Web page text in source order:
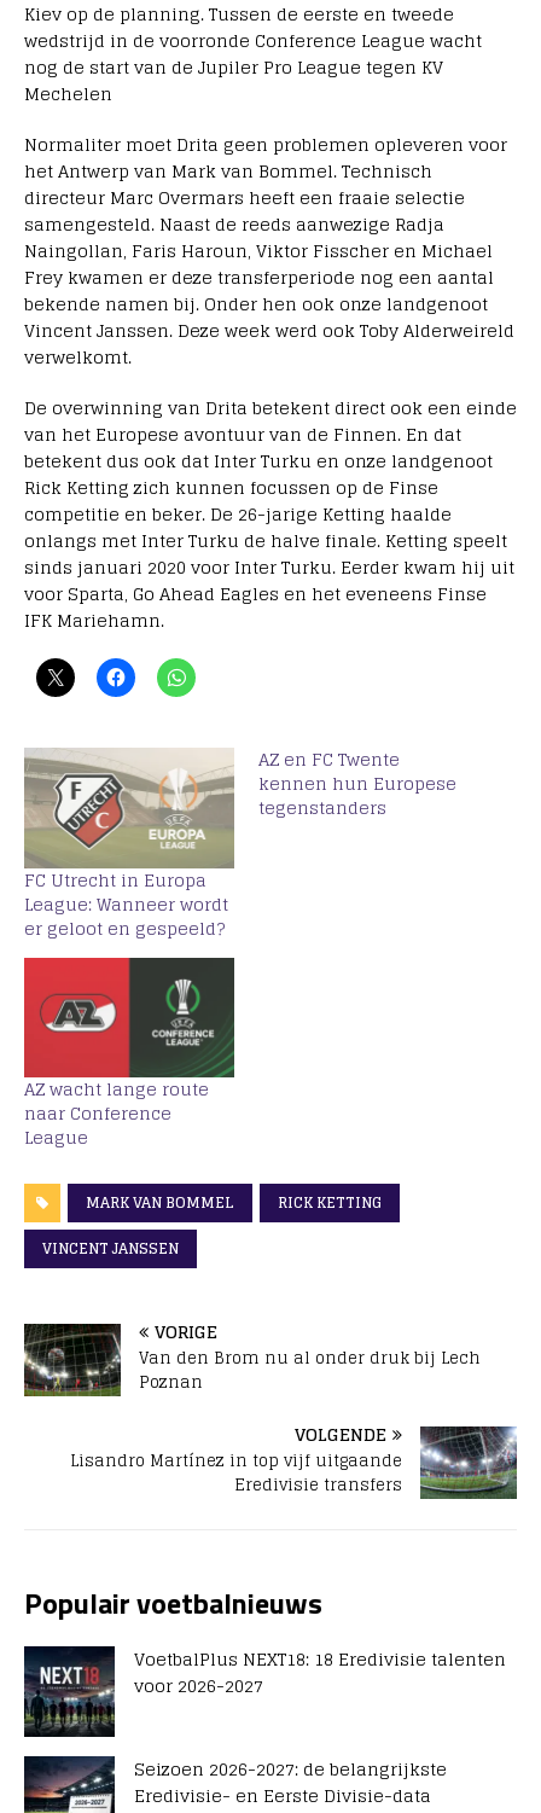
Kiev op de planning. Tussen de eerste en tweede
wedstrijd in de voorronde Conference League wacht
nog de start van de Jupiler Pro League tegen KV
Mechelen
Normaliter moet Drita geen problemen opleveren voor
het Antwerp van Mark van Bommel. Technisch
directeur Marc Overmars heeft een fraaie selectie
samengesteld. Naast de reeds aanwezige Radja
Naingollan, Faris Haroun, Viktor Fisscher en Michael
Frey kwamen er deze transferperiode nog een aantal
bekende namen bij. Onder hen ook onze landgenoot
Vincent Janssen. Deze week werd ook Toby Alderweireld
verwelkomt.
De overwinning van Drita betekent direct ook een einde
van het Europese avontuur van de Finnen. En dat
betekent dus ook dat Inter Turku en onze landgenoot
Rick Ketting zich kunnen focussen op de Finse
competitie en beker. De 26-jarige Ketting haalde
onlangs met Inter Turku de halve finale. Ketting speelt
sinds januari 2020 voor Inter Turku. Eerder kwam hij uit
voor Sparta, Go Ahead Eagles en het eveneens Finse
IFK Mariehamn.
FC Utrecht in Europa
League: Wanneer wordt
er geloot en gespeeld?
AZ en FC Twente
kennen hun Europese
tegenstanders
AZ wacht lange route
naar Conference
League
MARK VAN BOMMEL
RICK KETTING
VINCENT JANSSEN
VORIGE
Van den Brom nu al onder druk bij Lech
Poznan
VOLGENDE
Lisandro Martínez in top vijf uitgaande
Eredivisie transfers
Populair voetbalnieuws
VoetbalPlus NEXT18: 18 Eredivisie talenten
voor 2026-2027
Seizoen 2026-2027: de belangrijkste
Eredivisie- en Eerste Divisie-data